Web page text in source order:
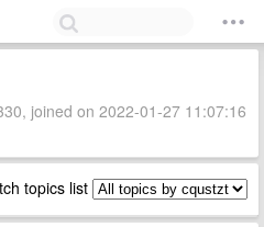
joined on 2022-01-27 11:07:16
topics list